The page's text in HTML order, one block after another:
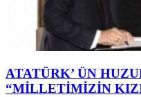
ATATÜRK’ ÜN
“MİLLETİMİZİN